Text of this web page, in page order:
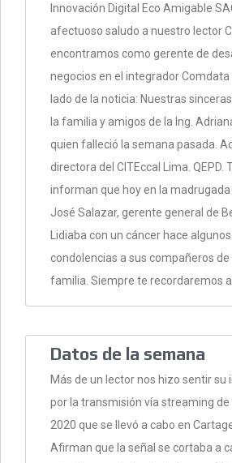
Innovación Digital Eco Amigable
afectuoso saludo a nuestro lector
encontramos como gerente de
negocios en el integrador Comdata
lado de la noticia: Nuestras
la familia y amigos de la Ing.
quien falleció la semana pasada.
directora del CITEccal Lima. QEPD.
informan que hoy en la
José Salazar, gerente general de
Lidiaba con un cáncer hace
condolencias a sus compañeros de
familia. Siempre te recordaremos
Datos de la semana
Más de un lector nos hizo sentir su
por la transmisión vía streaming de
2020 que se llevó a cabo en
Afirman que la señal se cortaba a